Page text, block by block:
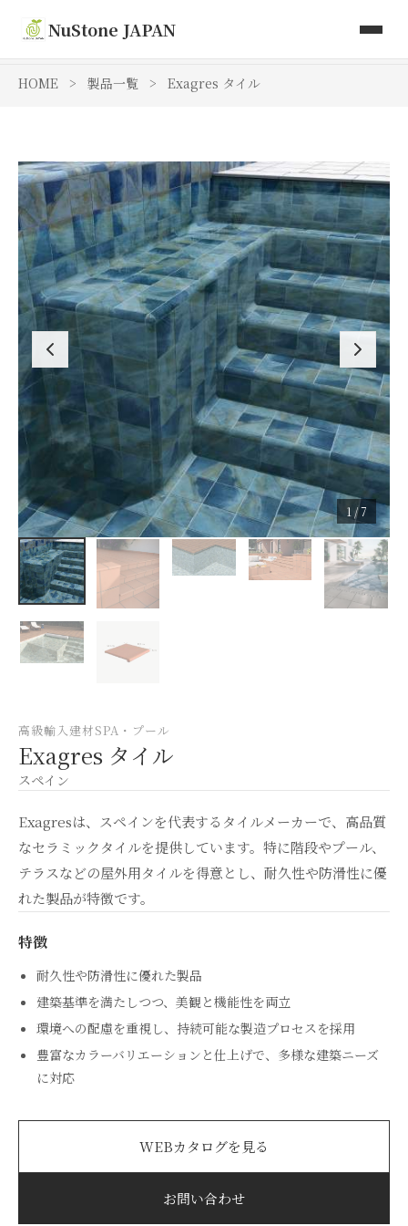
NuStone JAPAN
Toki Artisan Tiles
お問い合わせ
HOME > 製品一覧 > Exagres タイル
1 / 7
高級輸入建材SPA・プール
Exagres タイル
スペイン
Exagresは、スペインを代表するタイルメーカーで、高品質
なセラミックタイルを提供しています。特に階段やプール、
テラスなどの屋外用タイルを得意とし、耐久性や防滑性に優
れた製品が特徴です。
特徴
耐久性や防滑性に優れた製品
建築基準を満たしつつ、美観と機能性を両立
環境への配慮を重視し、持続可能な製造プロセスを採用
豊富なカラーバリエーションと仕上げで、多様な建築ニーズ
に対応
WEBカタログを見る
お問い合わせ